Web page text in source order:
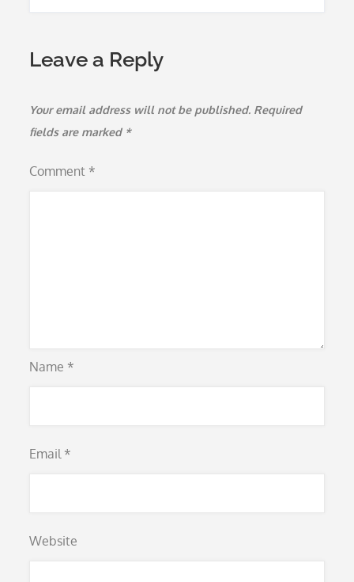
Leave a Reply
Your email address will not be published. Required
fields are marked *
Comment *
Name *
Email *
Website